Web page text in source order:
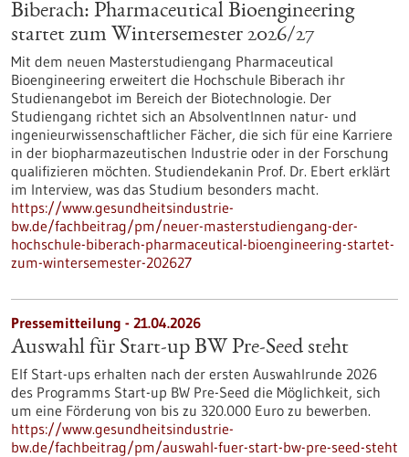
Biberach: Pharmaceutical Bioengineering
startet zum Wintersemester 2026/27
Mit dem neuen Masterstudiengang Pharmaceutical
Bioengineering erweitert die Hochschule Biberach ihr
Studienangebot im Bereich der Biotechnologie. Der
Studiengang richtet sich an AbsolventInnen natur- und
ingenieurwissenschaftlicher Fächer, die sich für eine Karriere
in der biopharmazeutischen Industrie oder in der Forschung
qualifizieren möchten. Studiendekanin Prof. Dr. Ebert erklärt
im Interview, was das Studium besonders macht.
https://www.gesundheitsindustrie-
bw.de/fachbeitrag/pm/neuer-masterstudiengang-der-
hochschule-biberach-pharmaceutical-bioengineering-startet-
zum-wintersemester-202627
Pressemitteilung - 21.04.2026
Auswahl für Start-up BW Pre-Seed steht
Elf Start-ups erhalten nach der ersten Auswahlrunde 2026
des Programms Start-up BW Pre-Seed die Möglichkeit, sich
um eine Förderung von bis zu 320.000 Euro zu bewerben.
https://www.gesundheitsindustrie-
bw.de/fachbeitrag/pm/auswahl-fuer-start-bw-pre-seed-steht